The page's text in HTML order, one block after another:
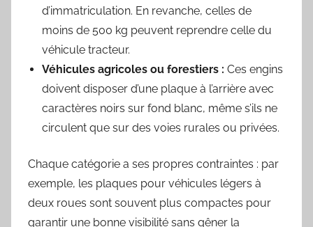
d’immatriculation. En revanche, celles de
moins de 500 kg peuvent reprendre celle du
véhicule tracteur.
Véhicules agricoles ou forestiers : Ces engins
doivent disposer d’une plaque à l’arrière avec
caractères noirs sur fond blanc, même s’ils ne
circulent que sur des voies rurales ou privées.
Chaque catégorie a ses propres contraintes : par
exemple, les plaques pour véhicules légers à
deux roues sont souvent plus compactes pour
garantir une bonne visibilité sans gêner la